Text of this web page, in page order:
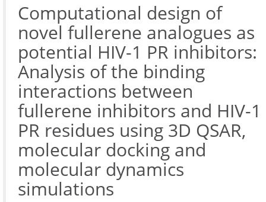
Computational design of
novel fullerene analogues as
potential HIV-1 PR inhibitors:
Analysis of the binding
interactions between
fullerene inhibitors and HIV-1
PR residues using 3D QSAR,
molecular docking and
molecular dynamics
simulations